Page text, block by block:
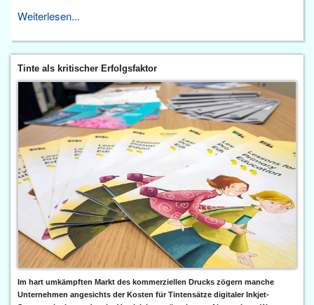
Weiterlesen...
Tinte als kritischer Erfolgsfaktor
Im hart umkämpften Markt des kommerziellen Drucks zögern manche
Unternehmen angesichts der Kosten für Tintensätze digitaler Inkjet-